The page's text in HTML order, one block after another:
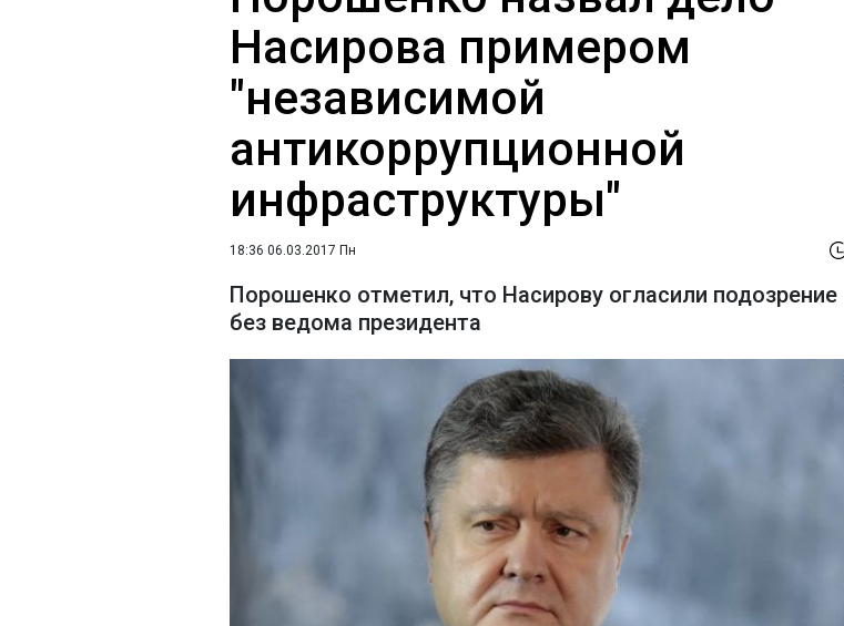
Насирова примером
"независимой
антикоррупционной
инфраструктуры"
18:36 06.03.2017 Пн
Порошенко отметил, что Насирову огласили подозрение
без ведома президента